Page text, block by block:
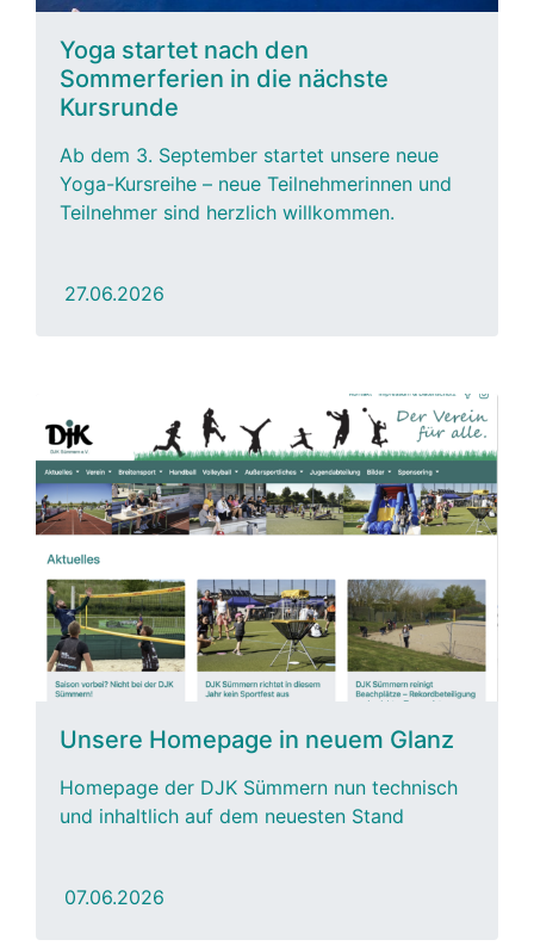
Yoga startet nach den
Sommerferien in die nächste
Kursrunde
Ab dem 3. September startet unsere neue
Yoga-Kursreihe – neue Teilnehmerinnen und
Teilnehmer sind herzlich willkommen.
27.06.2026
Unsere Homepage in neuem Glanz
Homepage der DJK Sümmern nun technisch
und inhaltlich auf dem neuesten Stand
07.06.2026